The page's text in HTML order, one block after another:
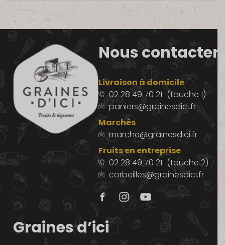
Nous contacter
Livraison à domicile
02 28 49 70 21 (touche 1)
paniers@grainesdici.fr
Marchés
marche@grainesdici.fr
Fruits en entreprise
02 28 49 70 21 (touche 2)
corbeilles@grainesdici.fr
Graines d’ici